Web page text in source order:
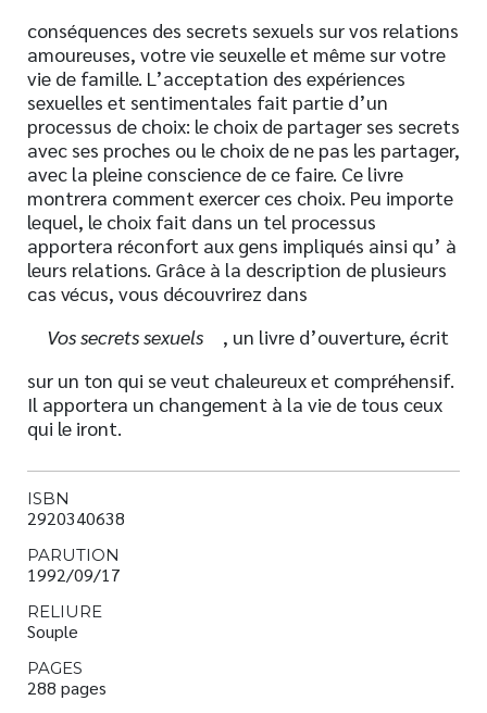
conséquences des secrets sexuels sur vos relations
amoureuses, votre vie seuxelle et même sur votre
vie de famille. L’acceptation des expériences
sexuelles et sentimentales fait partie d’un
processus de choix: le choix de partager ses secrets
avec ses proches ou le choix de ne pas les partager,
avec la pleine conscience de ce faire. Ce livre
montrera comment exercer ces choix. Peu importe
lequel, le choix fait dans un tel processus
apportera réconfort aux gens impliqués ainsi qu’ à
leurs relations. Grâce à la description de plusieurs
cas vécus, vous découvrirez dans
Vos secrets sexuels
, un livre d’ouverture, écrit
sur un ton qui se veut chaleureux et compréhensif.
Il apportera un changement à la vie de tous ceux
qui le iront.
ISBN
2920340638
PARUTION
1992/09/17
RELIURE
Souple
PAGES
288 pages